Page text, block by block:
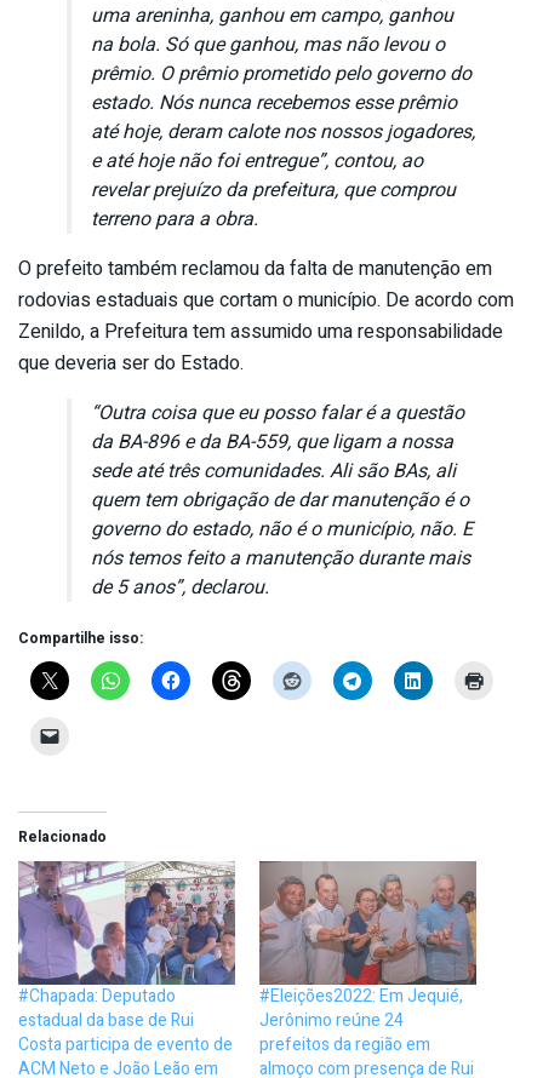
uma areninha, ganhou em campo, ganhou
na bola. Só que ganhou, mas não levou o
prêmio. O prêmio prometido pelo governo do
estado. Nós nunca recebemos esse prêmio
até hoje, deram calote nos nossos jogadores,
e até hoje não foi entregue”, contou, ao
revelar prejuízo da prefeitura, que comprou
terreno para a obra.
O prefeito também reclamou da falta de manutenção em
rodovias estaduais que cortam o município. De acordo com
Zenildo, a Prefeitura tem assumido uma responsabilidade
que deveria ser do Estado.
“Outra coisa que eu posso falar é a questão
da BA-896 e da BA-559, que ligam a nossa
sede até três comunidades. Ali são BAs, ali
quem tem obrigação de dar manutenção é o
governo do estado, não é o município, não. E
nós temos feito a manutenção durante mais
de 5 anos”, declarou.
Compartilhe isso:
Relacionado
#Chapada: Deputado
estadual da base de Rui
Costa participa de evento de
ACM Neto e João Leão em
#Eleições2022: Em Jequié,
Jerônimo reúne 24
prefeitos da região em
almoço com presença de Rui